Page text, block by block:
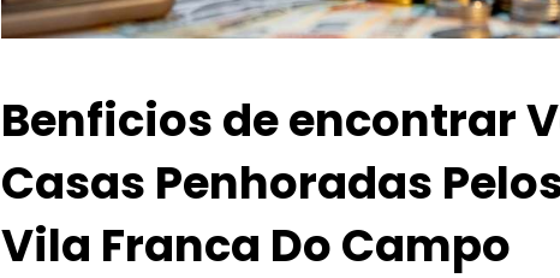
Benficios de encontrar
Casas Penhoradas
Vila Franca Do Campo